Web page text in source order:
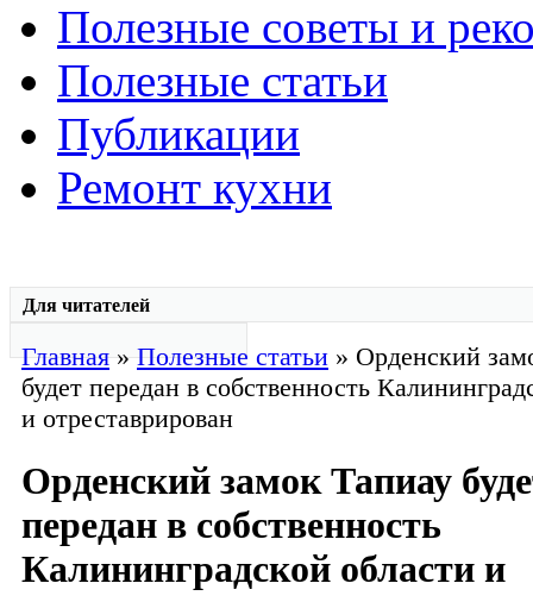
Полезные советы и
Полезные статьи
Публикации
Ремонт кухни
Для читателей
Главная»Полезные статьи » Орденский
будет передан в собственность
и отреставрирован
Орденский замок Тапиау
передан в собственность
Калининградской области и